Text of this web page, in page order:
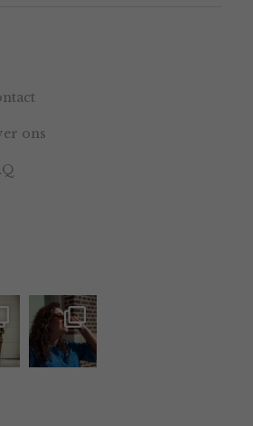
ons